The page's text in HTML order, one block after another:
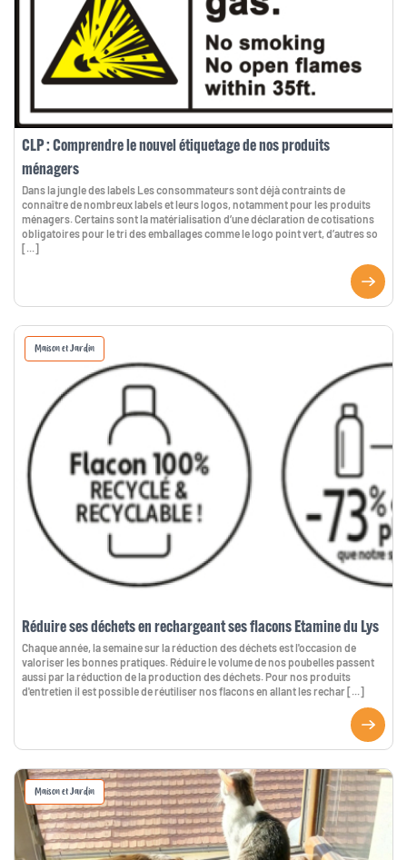
CLP : Comprendre le nouvel étiquetage de nos produits
ménagers
Dans la jungle des labels Les consommateurs sont déjà contraints de
connaître de nombreux labels et leurs logos, notamment pour les produits
ménagers. Certains sont la matérialisation d’une déclaration de cotisations
obligatoires pour le tri des emballages comme le logo point vert, d’autres so
[...]
Maison et Jardin
Réduire ses déchets en rechargeant ses flacons Etamine du Lys
Chaque année, la semaine sur la réduction des déchets est l'occasion de
valoriser les bonnes pratiques. Réduire le volume de nos poubelles passent
aussi par la réduction de la production des déchets. Pour nos produits
d'entretien il est possible de réutiliser nos flacons en allant les rechar [...]
Maison et Jardin